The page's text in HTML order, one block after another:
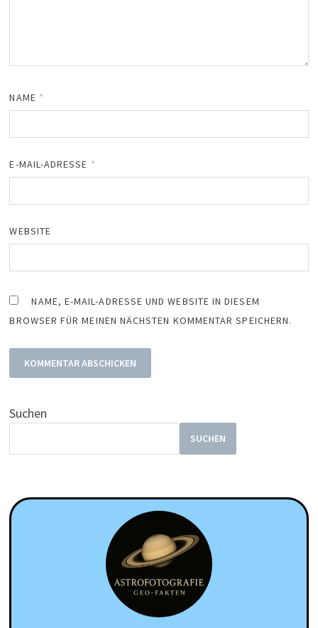
NAME *
E-MAIL-ADRESSE *
WEBSITE
NAME, E-MAIL-ADRESSE UND WEBSITE IN DIESEM
BROWSER FÜR MEINEN NÄCHSTEN KOMMENTAR SPEICHERN.
Suchen
SUCHEN